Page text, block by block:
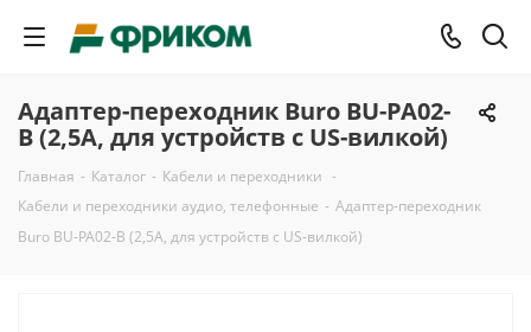
Адаптер-переходник Buro BU-PA02-
B (2,5А, для устройств с US-вилкой)
Главная - Каталог - Кабели и переходники -
Кабели и переходники аудио, телефонные - Адаптер-переходник
Buro BU-PA02-B (2,5А, для устройств с US-вилкой)